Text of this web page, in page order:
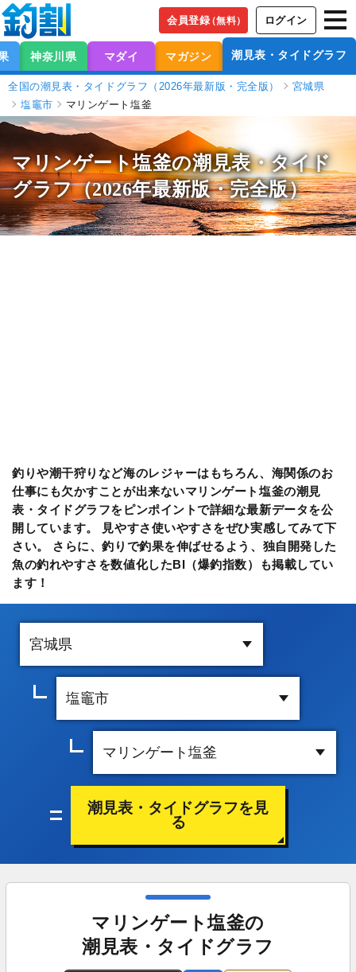
会員登録（無料） ログイン
神奈川県 マダイ マガジン 潮見表・タイドグラフ
全国の潮見表・タイドグラフ（2026年最新版・完全版）
宮城県
塩竈市
マリンゲート塩釜
マリンゲート塩釜の潮見表・タイド
グラフ（2026年最新版・完全版）
釣りや潮干狩りなど海のレジャーはもちろん、海関係のお
仕事にも欠かすことが出来ないマリンゲート塩釜の潮見
表・タイドグラフをピンポイントで詳細な最新データを公
開しています。 見やすさ使いやすさをぜひ実感してみて下
さい。 さらに、釣りで釣果を伸ばせるよう、独自開発した
魚の釣れやすさを数値化したBI（爆釣指数）も掲載してい
ます！
潮見表・タイドグラフを見
る
マリンゲート塩釜の
潮見表・タイドグラフ